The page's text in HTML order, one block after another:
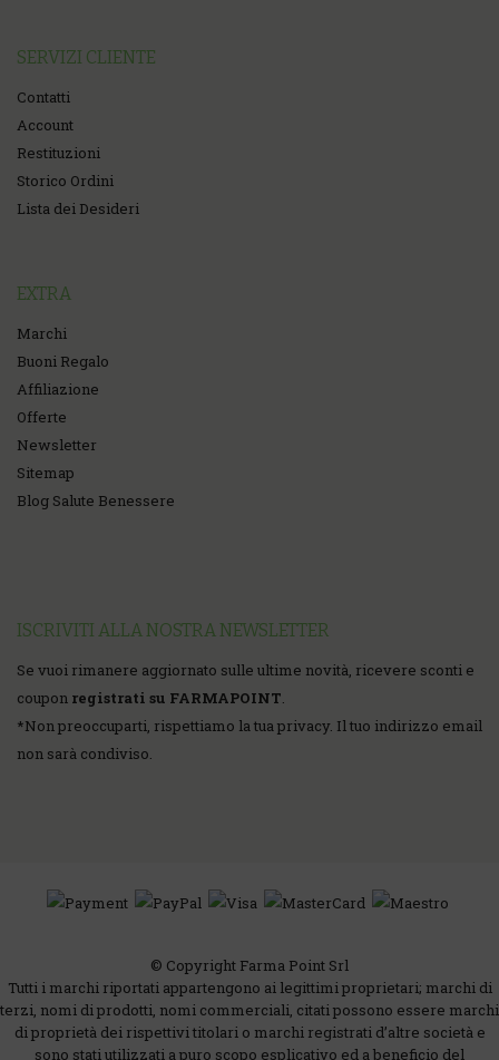
SERVIZI CLIENTE
Contatti
Account
Restituzioni
Storico Ordini
Lista dei Desideri
EXTRA
Marchi
Buoni Regalo
Affiliazione
Offerte
Newsletter
Sitemap
Blog Salute Benessere
ISCRIVITI ALLA NOSTRA NEWSLETTER
Se vuoi rimanere aggiornato sulle ultime novità, ricevere sconti e
coupon registrati su FARMAPOINT.
*Non preoccuparti, rispettiamo la tua privacy. Il tuo indirizzo email
non sarà condiviso.
© Copyright Farma Point Srl
Tutti i marchi riportati appartengono ai legittimi proprietari; marchi di
terzi, nomi di prodotti, nomi commerciali, citati possono essere marchi
di proprietà dei rispettivi titolari o marchi registrati d’altre società e
sono stati utilizzati a puro scopo esplicativo ed a beneficio del